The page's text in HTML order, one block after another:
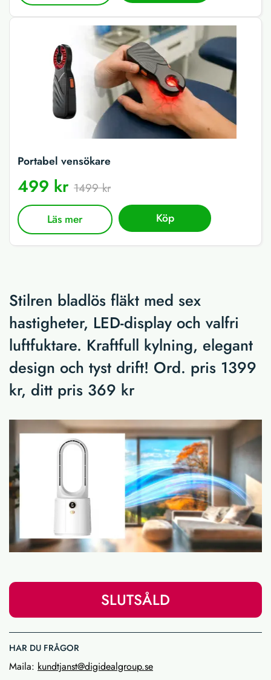
Portabel vensökare
499 kr 1499 kr
Läs mer Köp
Stilren bladlös fläkt med sex
hastigheter, LED-display och valfri
luftfuktare. Kraftfull kylning, elegant
design och tyst drift! Ord. pris 1399
kr, ditt pris 369 kr
SLUTSÅLD
HAR DU FRÅGOR
Maila: kundtjanst@digidealgroup.se